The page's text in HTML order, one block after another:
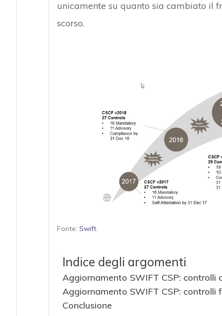
unicamente su quanto sia cambiato il
scorso.
Fonte: Swift.
Indice degli argomenti
Aggiornamento SWIFT CSP: controlli
Aggiornamento SWIFT CSP: controlli
Conclusione